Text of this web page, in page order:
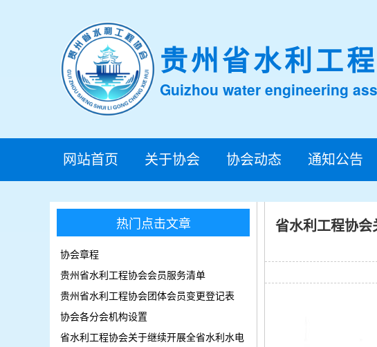
贵州省水利工
Guizhou water engineering
网站首页 关于协会 协会动态 通知公告
热门点击文章
协会章程
贵州省水利工程协会会员服务清单
贵州省水利工程协会团体会员变更登记表
协会各分会机构设置
省水利工程协会关于继续开展全省水利水电
省水利工程协